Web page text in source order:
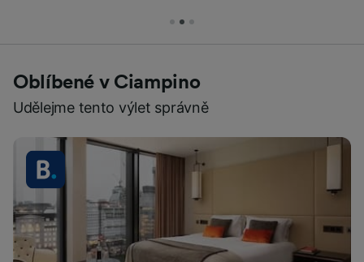
Oblíbené v Ciampino
Udělejme tento výlet správně